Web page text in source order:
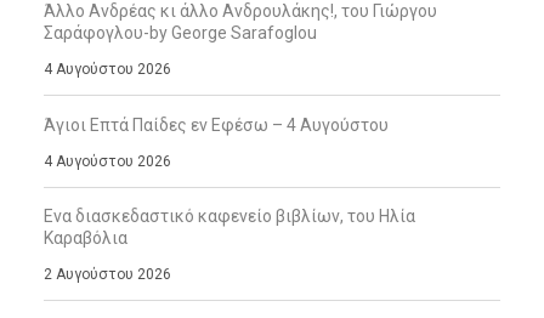
Άλλο Ανδρέας κι άλλο Ανδρουλάκης!, του Γιώργου
Σαράφογλου-by George Sarafoglou
4 Αυγούστου 2026
Άγιοι Επτά Παίδες εν Εφέσω – 4 Αυγούστου
4 Αυγούστου 2026
Ενα διασκεδαστικό καφενείο βιβλίων, του Ηλία
Καραβόλια
2 Αυγούστου 2026